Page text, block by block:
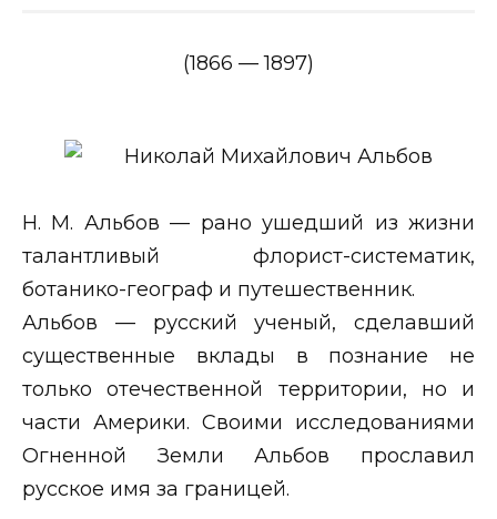
(1866 — 1897)
Н. М. Альбов — рано ушедший из жизни
талантливый флорист-систематик,
ботанико-географ и путешественник.
Альбов — русский ученый, сделавший
существенные вклады в познание не
только отечественной территории, но и
части Америки. Своими исследованиями
Огненной Земли Альбов прославил
русское имя за границей.